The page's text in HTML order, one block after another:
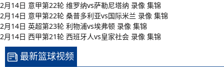
2月14日 意甲第22轮 维罗纳vs萨勒尼塔纳 录像 集锦
2月14日 意甲第22轮 桑普多利亚vs国际米兰 录像 集锦
2月14日 英超第23轮 利物浦vs埃弗顿 录像 集锦
2月14日 西甲第21轮 西班牙人vs皇家社会 录像 集锦
最新篮球视频